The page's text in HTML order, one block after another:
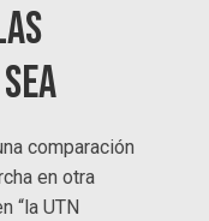
comparación
en otra
“la UTN